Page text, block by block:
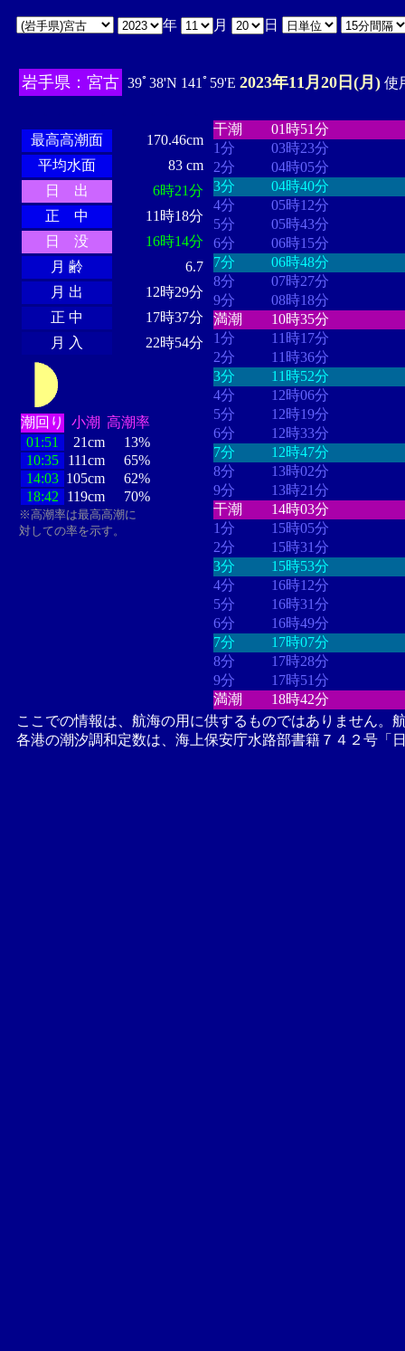
年 月 日
岩手県：宮古 39ﾟ38'N 141ﾟ59'E 2023年11月20日(月) 使
最高高潮面
170.46cm
平均水面
83 cm
日 出
6時21分
正 中
11時18分
日 没
16時14分
月 齢
6.7
月 出
12時29分
正 中
17時37分
月 入
22時54分
潮回り 小潮 高潮率
01:51
21cm
13%
10:35
111cm
65%
14:03 105cm
62%
18:42
119cm 70%
※高潮率は最高高潮に
対しての率を示す。
干潮
01時51分
1分
03時23分
2分
04時05分
3分
04時40分
4分
05時12分
5分
05時43分
6分
06時15分
7分
06時48分
8分
07時27分
9分
08時18分
満潮
10時35分
1分
11時17分
2分
11時36分
3分
11時52分
4分
12時06分
5分
12時19分
6分
12時33分
7分
12時47分
8分
13時02分
9分
13時21分
干潮
14時03分
1分
15時05分
2分
15時31分
3分
15時53分
4分
16時12分
5分
16時31分
6分
16時49分
7分
17時07分
8分
17時28分
9分
17時51分
満潮
18時42分
ここでの情報は、航海の用に供するものではありません。
各港の潮汐調和定数は、海上保安庁水路部書籍７４２号「